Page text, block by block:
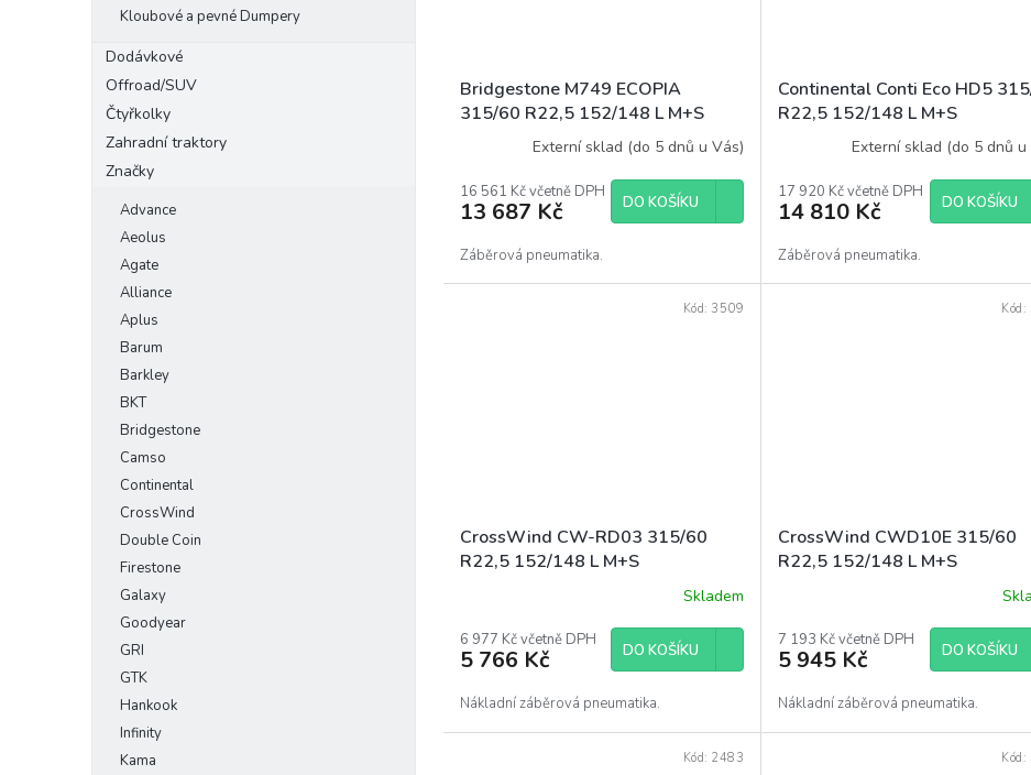
Kloubové a pevné Dumpery
Dodávkové
Offroad/SUV
Čtyřkolky
Zahradní traktory
Značky
Advance
Aeolus
Agate
Alliance
Aplus
Barum
Barkley
BKT
Bridgestone
Camso
Continental
CrossWind
Double Coin
Firestone
Galaxy
Goodyear
GRI
GTK
Hankook
Infinity
Kama
Bridgestone M749 ECOPIA
315/60 R22,5 152/148 L M+S
Externí sklad (do 5 dnů u Vás)
16 561 Kč včetně DPH
13 687 Kč DO KOŠÍKU
Záběrová pneumatika.
Continental Conti Eco HD5
R22,5 152/148 L M+S
Externí sklad (do 5 dnů u
17 920 Kč včetně DPH
14 810 Kč DO KOŠÍKU
Záběrová pneumatika.
CrossWind CW-RD03 315/60
R22,5 152/148 L M+S
Skladem
6 977 Kč včetně DPH
5 766 Kč DO KOŠÍKU
Nákladní záběrová pneumatika.
Kód: 3509
CrossWind CWD10E 315/60
R22,5 152/148 L M+S
7 193 Kč včetně DPH
5 945 Kč DO KOŠÍKU
Nákladní záběrová pneumatika.
Kód:
Kód: 2483 Kód: